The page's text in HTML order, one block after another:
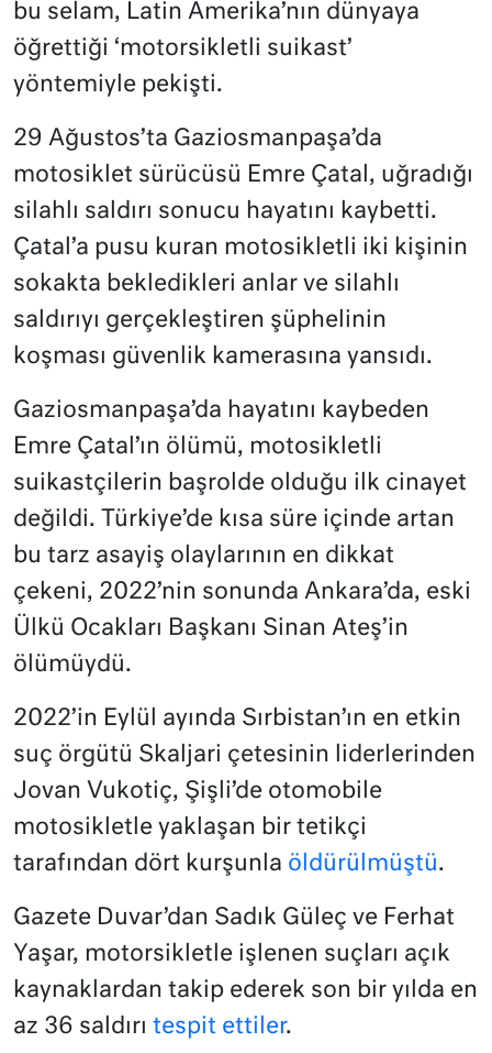
bu selam, Latin Amerika’nın dünyaya
öğrettiği ‘motorsikletli suikast’
yöntemiyle pekişti.
29 Ağustos’ta Gaziosmanpaşa’da
motosiklet sürücüsü Emre Çatal, uğradığı
silahlı saldırı sonucu hayatını kaybetti.
Çatal’a pusu kuran motosikletli iki kişinin
sokakta bekledikleri anlar ve silahlı
saldırıyı gerçekleştiren şüphelinin
koşması güvenlik kamerasına yansıdı.
Gaziosmanpaşa’da hayatını kaybeden
Emre Çatal’ın ölümü, motosikletli
suikastçilerin başrolde olduğu ilk cinayet
değildi. Türkiye’de kısa süre içinde artan
bu tarz asayiş olaylarının en dikkat
çekeni, 2022’nin sonunda Ankara’da, eski
Ülkü Ocakları Başkanı Sinan Ateş’in
ölümüydü.
2022’in Eylül ayında Sırbistan’ın en etkin
suç örgütü Skaljari çetesinin liderlerinden
Jovan Vukotiç, Şişli’de otomobile
motosikletle yaklaşan bir tetikçi
tarafından dört kurşunla öldürülmüştü.
Gazete Duvar’dan Sadık Güleç ve Ferhat
Yaşar, motorsikletle işlenen suçları açık
kaynaklardan takip ederek son bir yılda en
az 36 saldırı tespit ettiler.